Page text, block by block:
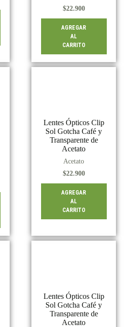
$22.900
AGREGAR
AL
CARRITO
Lentes Ópticos Clip
Sol Gotcha Café y
Transparente de
Acetato
Acetato
$22.900
AGREGAR
AL
CARRITO
Lentes Ópticos Clip
Sol Gotcha Café y
Transparente de
Acetato